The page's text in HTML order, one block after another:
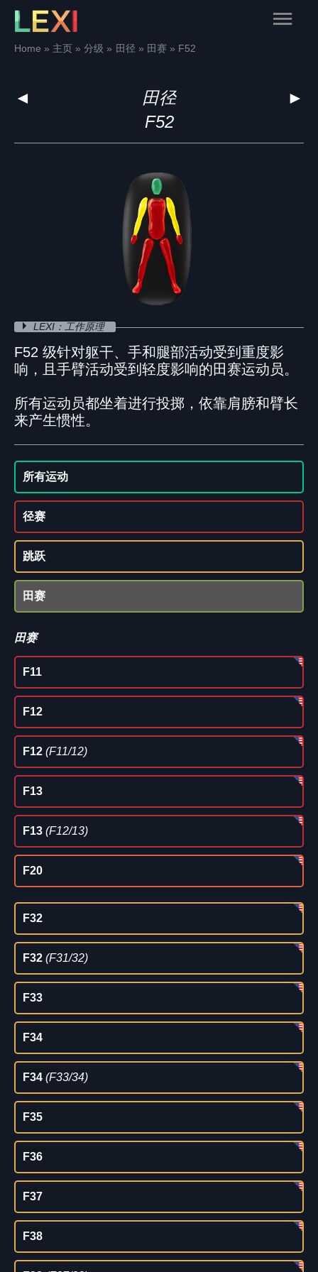
Skip
content
Main
Home 主页 分级 田径 田赛 F52
◄ ►
田径
F52
LEXI：工作原理
F52 级针对躯干、手和腿部活动受到重度影
响，且手臂活动受到轻度影响的田赛运动员。
所有运动员都坐着进行投掷，依靠肩膀和臂长
来产生惯性。
所有运动
径赛
跳跃
田赛
田赛
F11
F12
F12 (F11/12)
F13
F13 (F12/13)
F20
F32
F32 (F31/32)
F33
F34
F34 (F33/34)
F35
F36
F37
F38